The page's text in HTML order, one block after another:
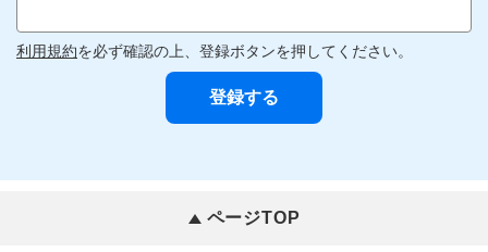
利用規約を必ず確認の上、登録ボタンを押してください。
ページTOP